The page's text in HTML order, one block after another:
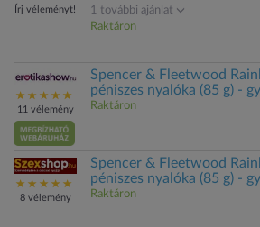
Írj véleményt! 1 további ajánlat
Raktáron
11 vélemény
Spencer & Fleetwood
péniszes nyalóka (85 g) -
Raktáron
8 vélemény
Spencer & Fleetwood
péniszes nyalóka (85 g) -
Raktáron